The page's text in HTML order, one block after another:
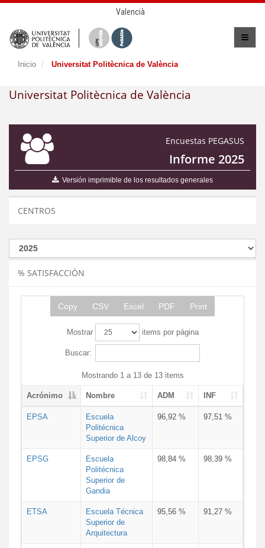
Valencià
Inicio Universitat Politècnica de València
Universitat Politècnica de València
Encuestas PEGASUS
Informe 2025
Versión imprimible de los resultados generales
CENTROS
% SATISFACCIÓN
Copy CSV Excel PDF Print
Mostrar items por página
Buscar:
Mostrando 1 a 13 de 13 items
Acrónimo Nombre ADM INF
EPSA
Escuela
Politécnica
Superior de Alcoy
96,92 % 97,51 %
EPSG
Escuela
Politécnica
Superior de
Gandia
98,84 % 98,39 %
ETSA
Escuela Técnica
Superior de
Arquitectura
95,56 % 91,27 %